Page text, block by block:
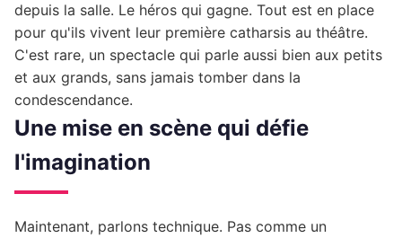
depuis la salle. Le héros qui gagne. Tout est en place
pour qu'ils vivent leur première catharsis au théâtre.
C'est rare, un spectacle qui parle aussi bien aux petits
et aux grands, sans jamais tomber dans la
condescendance.
Une mise en scène qui défie
l'imagination
Maintenant, parlons technique. Pas comme un